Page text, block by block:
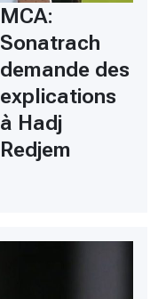
MCA:
Sonatrach
demande des
explications
à Hadj
Redjem